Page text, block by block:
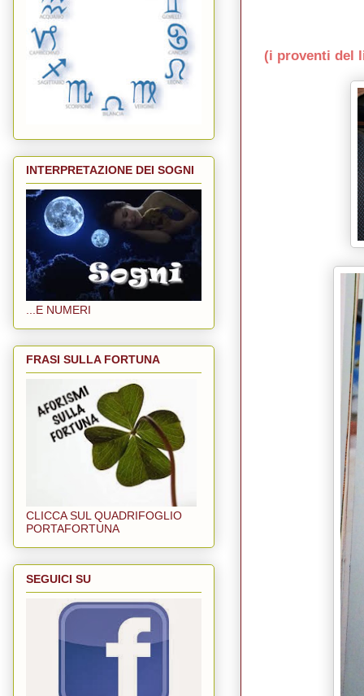
(i proventi del
INTERPRETAZIONE DEI SOGNI
...E NUMERI
FRASI SULLA FORTUNA
CLICCA SUL QUADRIFOGLIO
PORTAFORTUNA
SEGUICI SU